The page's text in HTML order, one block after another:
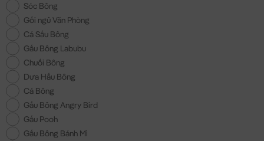
Sóc Bông
Gối ngủ Văn Phòng
Cá Sấu Bông
Gấu Bông Labubu
Chuối Bông
Dưa Hấu Bông
Cá Bông
Gấu Bông Angry Bird
Gấu Pooh
Gấu Bông Bánh Mì